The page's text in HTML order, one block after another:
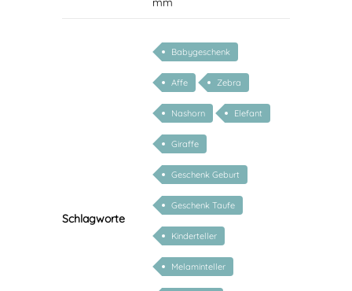
Schlagworte
Babygeschenk
Affe Zebra
Nashorn Elefant
Giraffe
Geschenk Geburt
Geschenk Taufe
Kinderteller
Melaminteller